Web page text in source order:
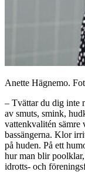
Anette Hägnemo.
– Tvättar du dig inte
av smuts, smink,
vattenkvalitén sämre
bassängerna. Klor
på huden. På ett
hur man blir
idrotts- och